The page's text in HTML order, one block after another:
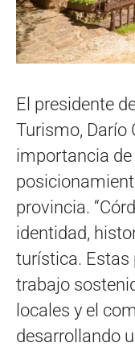
El presidente
Turismo, Darío
importancia de
provincia.
identidad,
turística. Estas
trabajo
locales y el
desarrollando